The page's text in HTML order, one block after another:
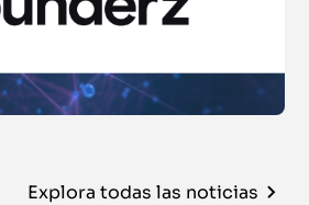
Explora todas las noticias